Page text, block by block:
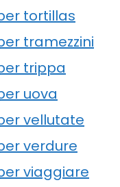
tortillas
tramezzini
trippa
uova
vellutate
verdure
viaggiare